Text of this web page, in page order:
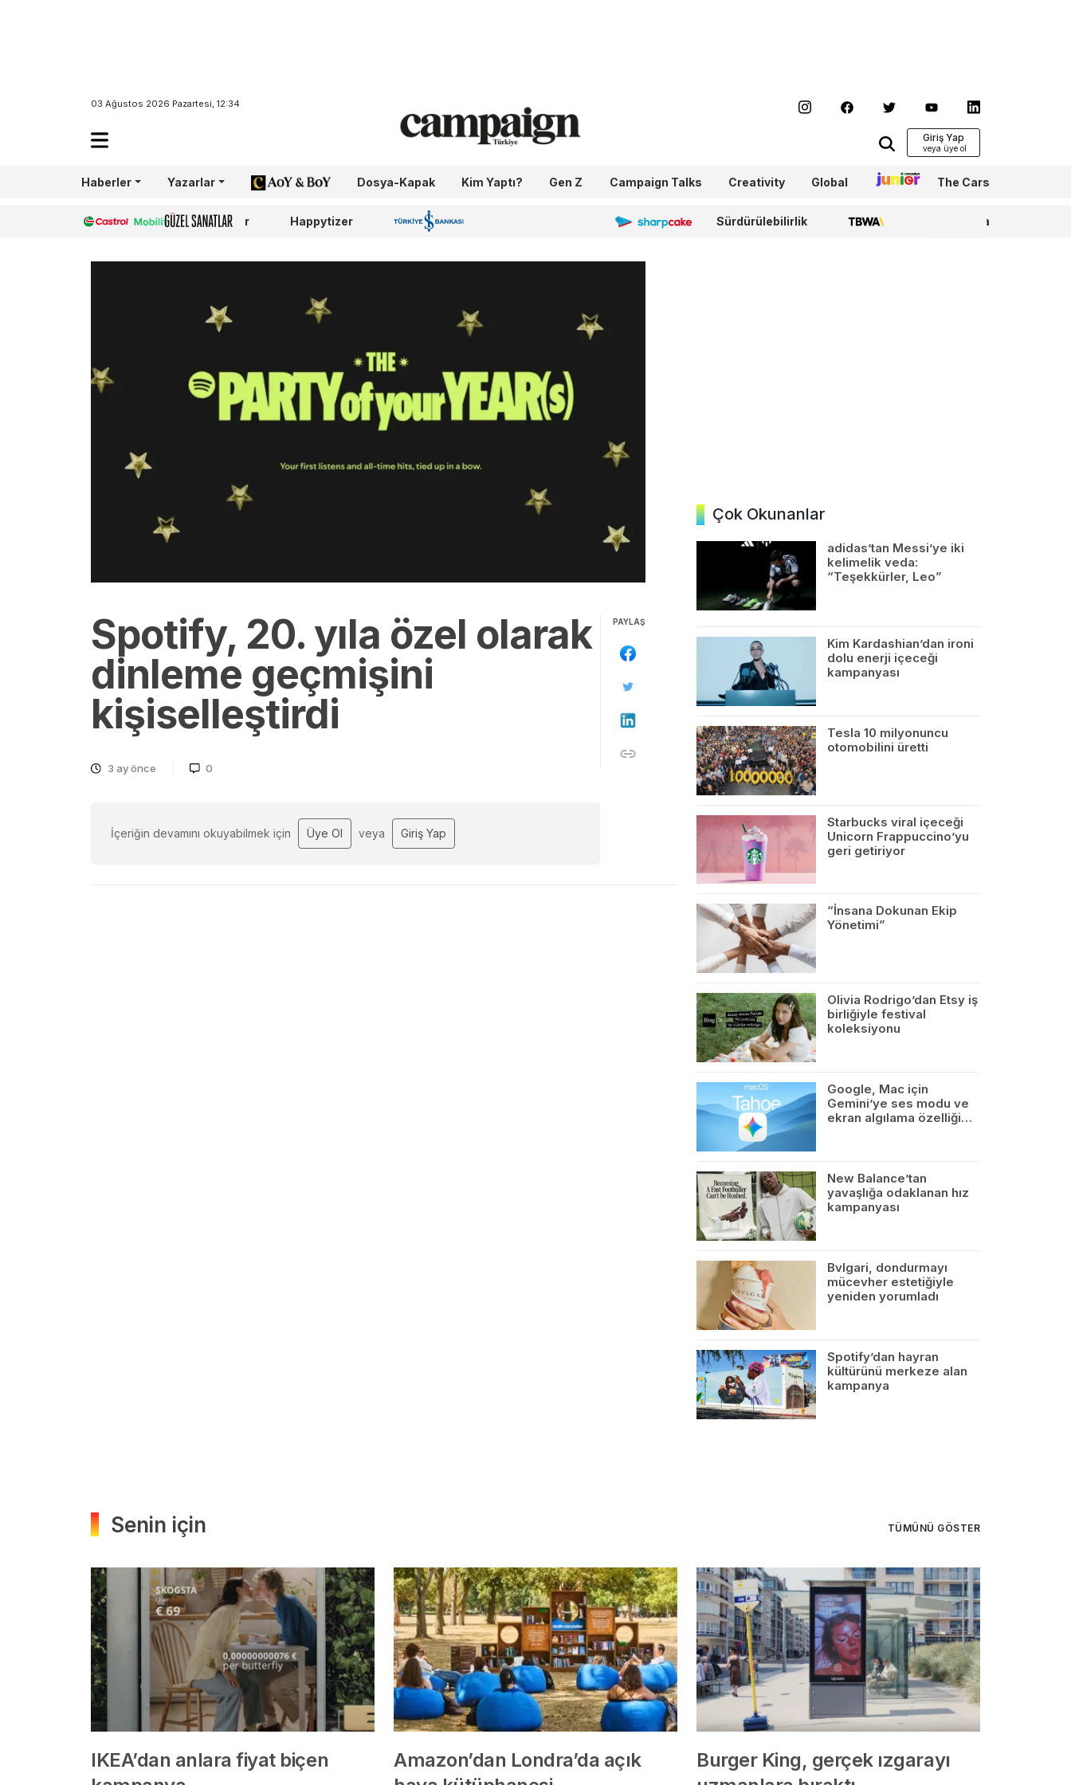
03 Ağustos 2026 Pazartesi, 12:34
Giriş Yap
Haberler Yazarlar AoY/BoY Dosya-Kapak Kim Yaptı? Gen Z Campaign Talks Creativity Global Junior The Cars
Castrol Güzel Sanatlar Happytizer İş Bankası 100.Yıl Sharpcake Sürdürülebilirlik TBWA WPP Media
Spotify, 20. yıla özel olarak
dinleme geçmişini
kişiselleştirdi
3 ay önce 0
İçeriğin devamını okuyabilmek için Üye Ol veya Giriş Yap
PAYLAŞ
Çok Okunanlar
adidas’tan Messi’ye iki
kelimelik veda:
“Teşekkürler, Leo”
Kim Kardashian’dan ironi
dolu enerji içeceği
kampanyası
Tesla 10 milyonuncu
otomobilini üretti
Starbucks viral içeceği
Unicorn Frappuccino’yu
geri getiriyor
“İnsana Dokunan Ekip
Yönetimi”
Olivia Rodrigo’dan Etsy iş
birliğiyle festival
koleksiyonu
Google, Mac için
Gemini’ye ses modu ve
ekran algılama özelliği…
New Balance’tan
yavaşlığa odaklanan hız
kampanyası
Bvlgari, dondurmayı
mücevher estetiğiyle
yeniden yorumladı
Spotify’dan hayran
kültürünü merkeze alan
kampanya
Senin için TÜMÜNÜ GÖSTER
IKEA’dan anlara fiyat biçen
Amazon’dan Londra’da açık
Burger King, gerçek ızgarayı